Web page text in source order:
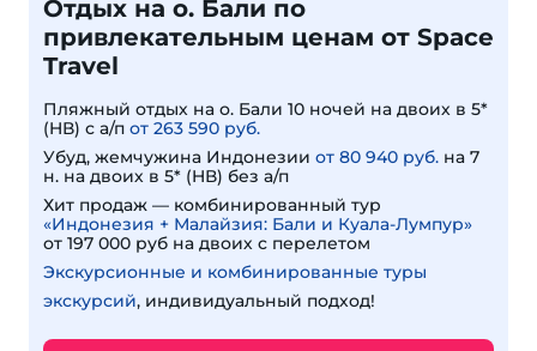
Отдых на о. Бали по
привлекательным ценам от Space
Travel
Пляжный отдых на о. Бали 10 ночей на двоих в 5*
(HВ) с а/п от 263 590 руб.
Убуд, жемчужина Индонезии от 80 940 руб. на 7
н. на двоих в 5* (HВ) без а/п
Хит продаж — комбинированный тур
«Индонезия + Малайзия: Бали и Куала-Лумпур»
от 197 000 руб на двоих с перелетом
Экскурсионные и комбинированные туры
экскурсий, индивидуальный подход!